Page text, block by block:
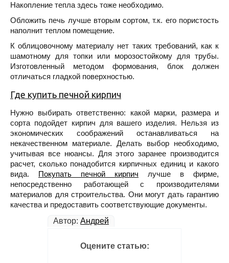
Накопление тепла здесь тоже необходимо.
Обложить печь лучше вторым сортом, т.к. его пористость
наполнит теплом помещение.
К облицовочному материалу нет таких требований, как к
шамотному для топки или морозостойкому для трубы.
Изготовленный методом формования, блок должен
отличаться гладкой поверхностью.
Где купить печной кирпич
Нужно выбирать ответственно: какой марки, размера и
сорта подойдет кирпич для вашего изделия. Нельзя из
экономических соображений останавливаться на
некачественном материале. Делать выбор необходимо,
учитывая все нюансы. Для этого заранее производится
расчет, сколько понадобится кирпичных единиц и какого
вида. Покупать печной кирпич лучше в фирме,
непосредственно работающей с производителями
материалов для строительства. Они могут дать гарантию
качества и предоставить соответствующие документы.
Автор: Андрей
Оцените статью: